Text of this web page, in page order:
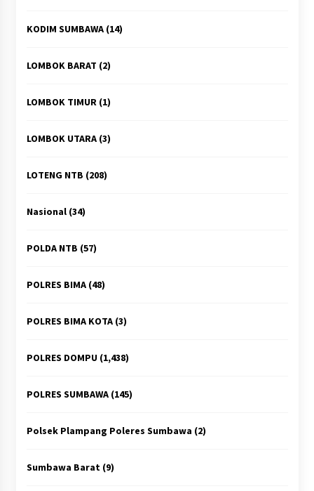
KODIM SUMBAWA(14)
LOMBOK BARAT (2)
LOMBOK TIMUR(1)
LOMBOK UTARA(3)
LOTENG NTB (208)
Nasional(34)
POLDA NTB (57)
POLRES BIMA(48)
POLRES BIMA KOTA(3)
POLRES DOMPU(1,438)
POLRES SUMBAWA(145)
Polsek Plampang Poleres Sumbawa (2)
Sumbawa Barat(9)